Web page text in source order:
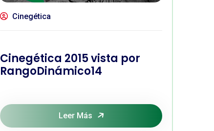
Cinegética
Cinegética 2015 vista por
RangoDinámico14
Leer Más